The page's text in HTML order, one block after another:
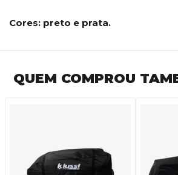
Cores: preto e prata.
QUEM COMPROU